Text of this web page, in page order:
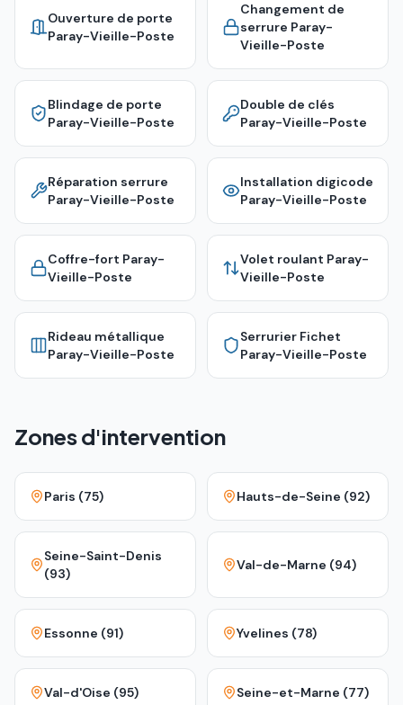
Ouverture de porte
Paray-Vieille-Poste
Changement de
serrure Paray-
Vieille-Poste
Blindage de porte
Paray-Vieille-Poste
Double de clés
Paray-Vieille-Poste
Réparation serrure
Paray-Vieille-Poste
Installation digicode
Paray-Vieille-Poste
Coffre-fort Paray-
Vieille-Poste
Volet roulant Paray-
Vieille-Poste
Rideau métallique
Paray-Vieille-Poste
Serrurier Fichet
Paray-Vieille-Poste
Zones d'intervention
Paris (75) Hauts-de-Seine (92)
Seine-Saint-Denis
(93)
Val-de-Marne (94)
Essonne (91) Yvelines (78)
Val-d'Oise (95) Seine-et-Marne (77)